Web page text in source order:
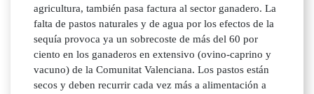
agricultura, también pasa factura al sector ganadero. La
falta de pastos naturales y de agua por los efectos de la
sequía provoca ya un sobrecoste de más del 60 por
ciento en los ganaderos en extensivo (ovino-caprino y
vacuno) de la Comunitat Valenciana. Los pastos están
secos y deben recurrir cada vez más a alimentación a